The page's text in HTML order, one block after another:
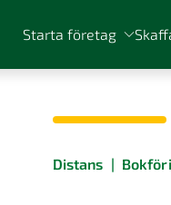
Starta företag
Distans |